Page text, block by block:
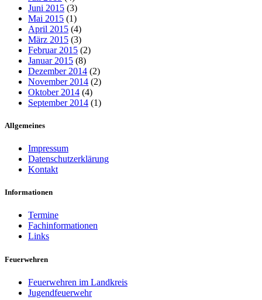
Juni 2015 (3)
Mai 2015 (1)
April 2015 (4)
März 2015 (3)
Februar 2015 (2)
Januar 2015 (8)
Dezember 2014 (2)
November 2014 (2)
Oktober 2014 (4)
September 2014 (1)
Allgemeines
Impressum
Datenschutzerklärung
Kontakt
Informationen
Termine
Fachinformationen
Links
Feuerwehren
Feuerwehren im Landkreis
Jugendfeuerwehr